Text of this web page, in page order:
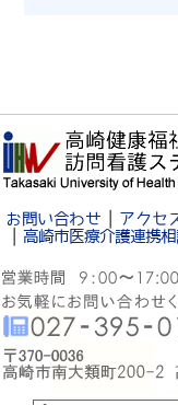
お問い合わせ アクセ
高崎市医療介護連携